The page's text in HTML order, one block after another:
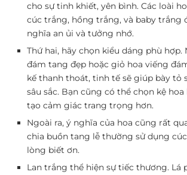
cho sự tinh khiết, yên bình. Các loài
cúc trắng, hồng trắng, và baby trắng
nghĩa an ủi và tưởng nhớ.
Thứ hai, hãy chọn kiểu dáng phù hợp.
đám tang đẹp hoặc giỏ hoa viếng
kế thanh thoát, tinh tế sẽ giúp bày tỏ
sâu sắc. Bạn cũng có thể chọn kệ
tạo cảm giác trang trọng hơn.
Ngoài ra, ý nghĩa của hoa cũng rất
chia buồn tang lễ thường sử dụng
lòng biết ơn.
Lan trắng thể hiện sự tiếc thương. Lá